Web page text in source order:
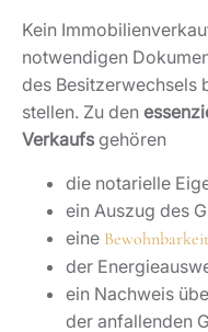
Kein
notwendigen
des Besitzerwechsels
stellen. Zu den
Verkaufsgehören
die notarielle
ein Auszug des
eine
der
ein Nachweis
der anfallenden